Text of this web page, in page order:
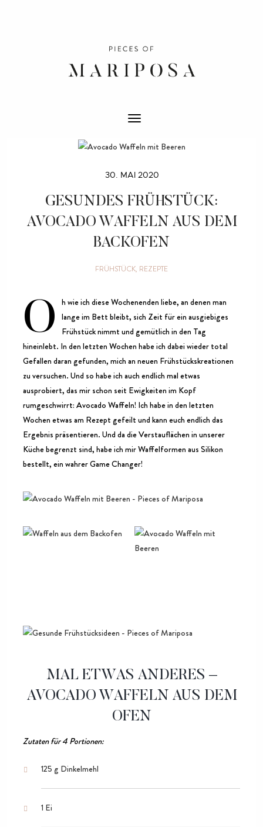
T
G
N
V
A
30. MAI 2020
GESUNDES FRÜHSTÜCK:
AVOCADO WAFFELN AUS DEM
BACKOFEN
FRÜHSTÜCK REZEPTE
O h wie ich diese Wochenenden liebe, an denen man
lange im Bett bleibt, sich Zeit für ein ausgiebiges
Frühstück nimmt und gemütlich in den Tag
hineinlebt. In den letzten Wochen habe ich dabei wieder total
Gefallen daran gefunden, mich an neuen Frühstückskreationen
zu versuchen. Und so habe ich auch endlich mal etwas
ausprobiert, das mir schon seit Ewigkeiten im Kopf
rumgeschwirrt: Avocado Waffeln! Ich habe in den letzten
Wochen etwas am Rezept gefeilt und kann euch endlich das
Ergebnis präsentieren. Und da die Verstauflächen in unserer
Küche begrenzt sind, habe ich mir Waffelformen aus Silikon
bestellt, ein wahrer Game Changer!
MAL ETWAS ANDERES –
AVOCADO WAFFELN AUS DEM
OFEN
Zutaten für 4 Portionen:
125 g Dinkelmehl
1 Ei